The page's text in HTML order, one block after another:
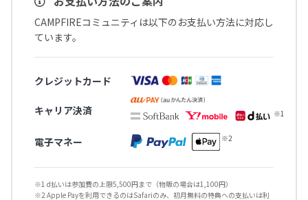
CAMPFIREコミュニティは以下のお支払い方法に対応し
ています。
クレジットカード
キャリア決済
電子マネー
※1 d払いは参加費の上限5,500円まで（物販の場合は1,100円）
※2 Apple Payを利用できるのはSafariのみ、初月無料の特典への支払いは利